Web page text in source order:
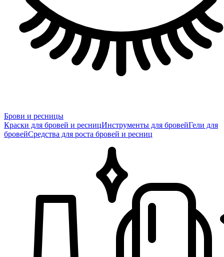
Брови и ресницы
Краски для бровей и ресницИнструменты для бровейГели для
бровейСредства для роста бровей и ресниц